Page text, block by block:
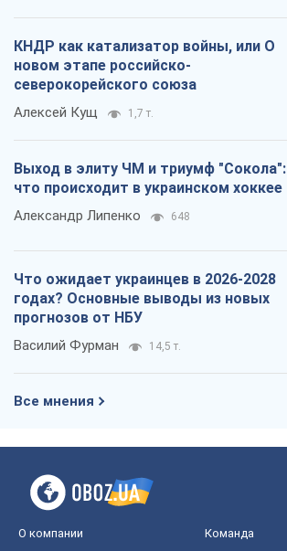
КНДР как катализатор войны, или О
новом этапе российско-
северокорейского союза
Алексей Кущ 1,7 т.
Выход в элиту ЧМ и триумф "Сокола":
что происходит в украинском хоккее
Александр Липенко 648
Что ожидает украинцев в 2026-2028
годах? Основные выводы из новых
прогнозов от НБУ
Василий Фурман 14,5 т.
Все мнения
О компании Команда